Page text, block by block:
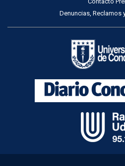
Denuncias, Reclamos